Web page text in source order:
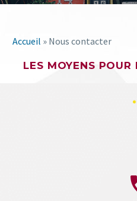
Accueil » Nous contacter
LES MOYENS